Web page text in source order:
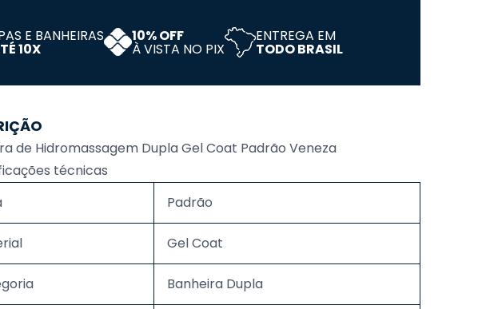
E BANHEIRAS
10X
10% OFF
À VISTA NO PIX
ENTREGA EM
TODO BRASIL
de Hidromassagem Dupla Gel Coat Padrão Veneza
técnicas
Padrão
Gel Coat
Banheira Dupla